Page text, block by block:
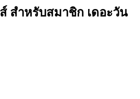
สำหรับสมาชิก เดอะวัน